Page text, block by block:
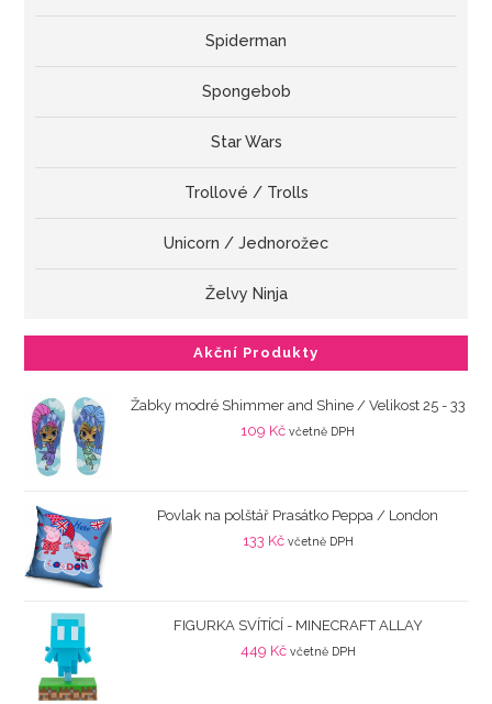
Spiderman
Spongebob
Star Wars
Trollové / Trolls
Unicorn / Jednorožec
Želvy Ninja
Akční Produkty
Žabky modré Shimmer and Shine / Velikost 25 - 33
109 Kč včetně DPH
Povlak na polštář Prasátko Peppa / London
133 Kč včetně DPH
FIGURKA SVÍTÍCÍ - MINECRAFT ALLAY
449 Kč včetně DPH